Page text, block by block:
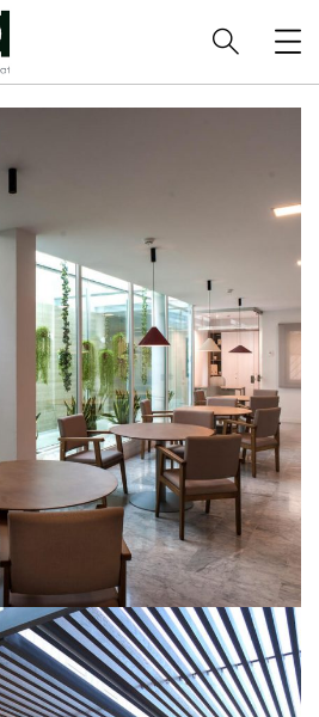
Gran de Gràcia